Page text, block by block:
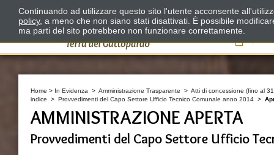
Il
Home > In Evidenza > Amministrazione Trasparente > Atti di concessione (fino al
indice > Provvedimenti del Capo Settore Ufficio Tecnico Comunale anno 2014 >
AMMINISTRAZIONE APERTA
Provvedimenti del Capo Settore Ufficio
Continuando ad utilizzare questo sito l'utente acconsente
policy, a meno che non siano stati disattivati. È possibile
ma parti del sito potrebbero non funzionare correttamente.